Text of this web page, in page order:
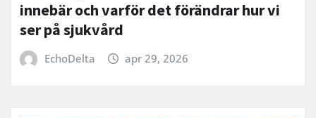
innebär och varför det förändrar hur vi
ser på sjukvård
EchoDelta apr 29, 2026